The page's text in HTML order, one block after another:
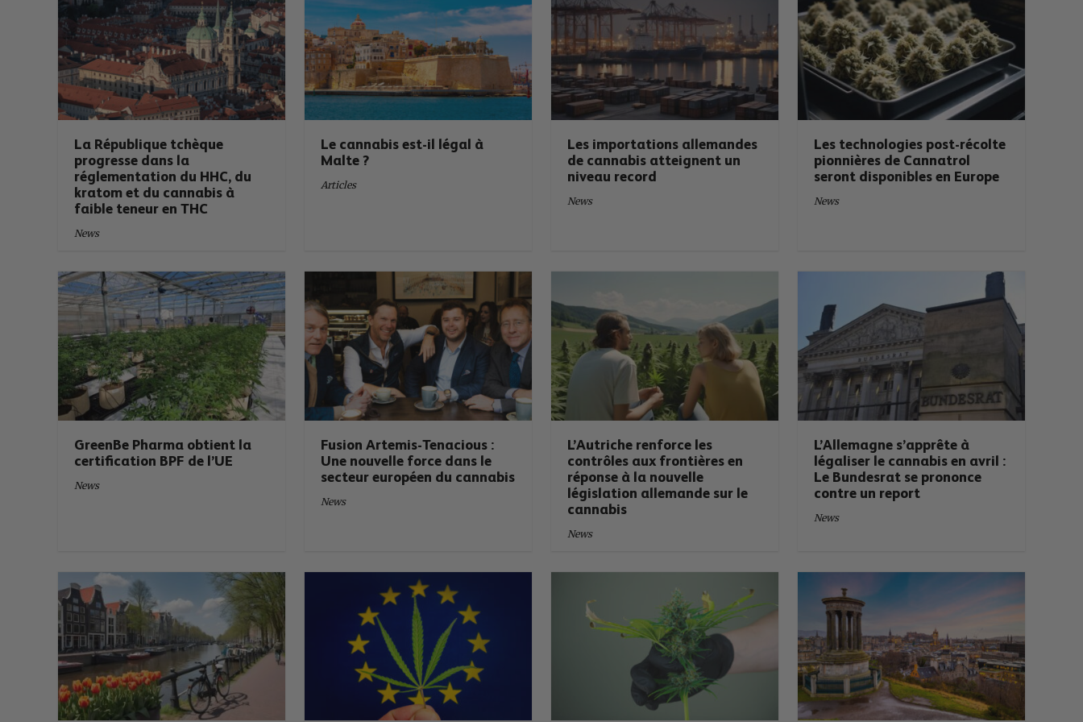
La République tchèque
progresse dans la
réglementation du HHC, du
kratom et du cannabis à
faible teneur en THC
News
Le cannabis est-il légal à
Malte ?
Articles
Les importations allemandes
de cannabis atteignent un
niveau record
News
Les technologies post-récolte
pionnières de Cannatrol
seront disponibles en Europe
News
GreenBe Pharma obtient la
certification BPF de l’UE
News
Fusion Artemis-Tenacious :
Une nouvelle force dans le
secteur européen du cannabis
News
L’Autriche renforce les
contrôles aux frontières en
réponse à la nouvelle
législation allemande sur le
cannabis
News
L’Allemagne s’apprête à
légaliser le cannabis en avril :
Le Bundesrat se prononce
contre un report
News